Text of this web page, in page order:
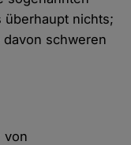
überhaupt nichts;
schweren
von